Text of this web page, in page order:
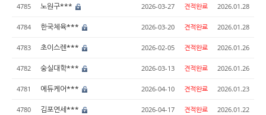
4785 노원구*** 2026-03-27 견적완료 2026.01.28
4784 한국체육*** 2026-03-20 견적완료 2026.01.28
4783 초이스렌*** 2026-02-05 견적완료 2026.01.26
4782 숭실대학*** 2026-03-13 견적완료 2026.01.26
4781 에듀케어*** 2026-04-10 견적완료 2026.01.23
4780 김포연세*** 2026-04-17 견적완료 2026.01.22